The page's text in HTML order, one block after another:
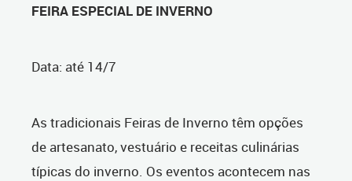
FEIRA ESPECIAL DE INVERNO
Data: até 14/7
As tradicionais Feiras de Inverno têm opções
de artesanato, vestuário e receitas culinárias
típicas do inverno. Os eventos acontecem nas